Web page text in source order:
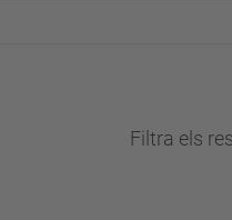
Filtra els